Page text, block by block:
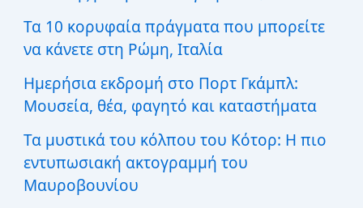
Τα 10 κορυφαία πράγματα που μπορείτε
να κάνετε στη Ρώμη, Ιταλία
Ημερήσια εκδρομή στο Πορτ Γκάμπλ:
Μουσεία, θέα, φαγητό και καταστήματα
Τα μυστικά του κόλπου του Κότορ: Η πιο
εντυπωσιακή ακτογραμμή του
Μαυροβουνίου